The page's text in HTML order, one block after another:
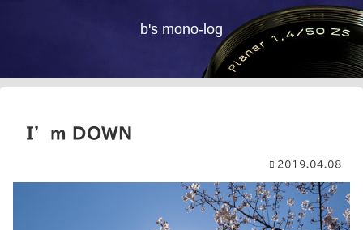
b's mono-log
I’m DOWN
2019.04.08